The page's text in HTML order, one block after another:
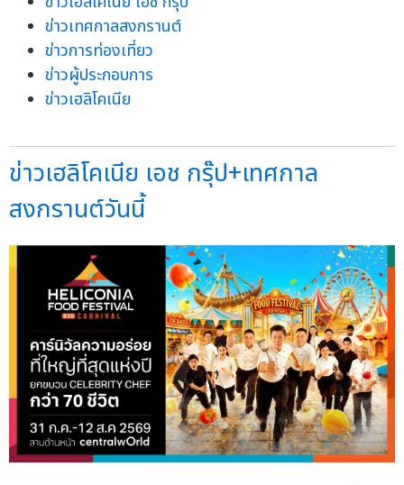
ข่าวเทศกาลสงกรานต์
ข่าวการท่องเที่ยว
ข่าวผู้ประกอบการ
ข่าวเฮลิโคเนีย
ข่าวเฮลิโคเนีย เอช กรุ๊ป+เทศกาล
สงกรานต์วันนี้